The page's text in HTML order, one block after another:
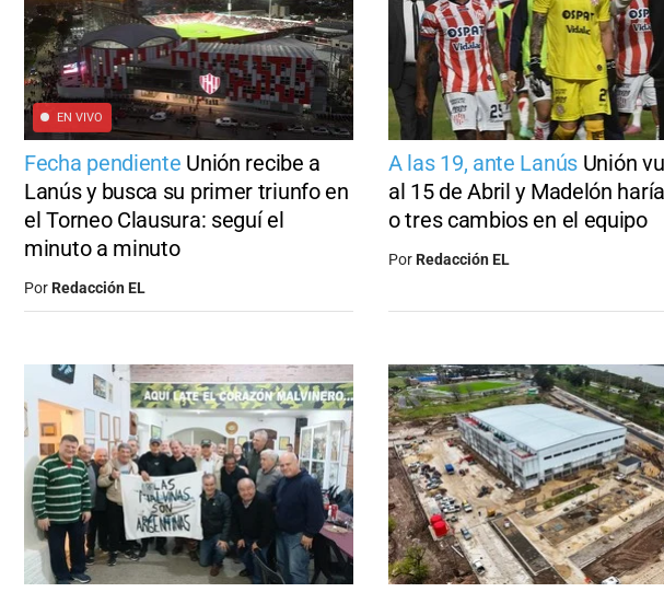
EN VIVO
Fecha pendiente Unión recibe a
Lanús y busca su primer triunfo en
el Torneo Clausura: seguí el
minuto a minuto
PorRedacción EL
A las 19, ante Lanús Unión
al 15 de Abril y Madelón
o tres cambios en el equipo
PorRedacción EL